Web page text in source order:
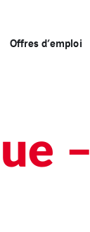
Offres d’emploi
–